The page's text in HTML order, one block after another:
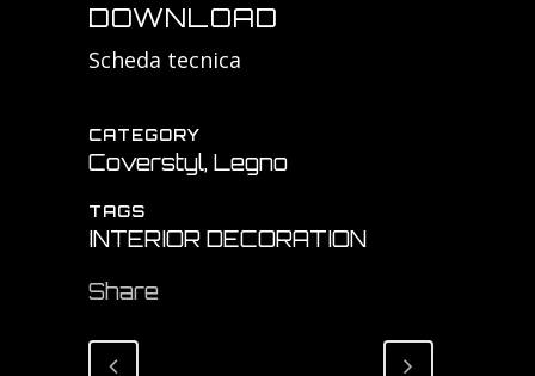
DOWNLOAD
Scheda tecnica
CATEGORY
Coverstyl, Legno
TAGS
INTERIOR DECORATION
Share